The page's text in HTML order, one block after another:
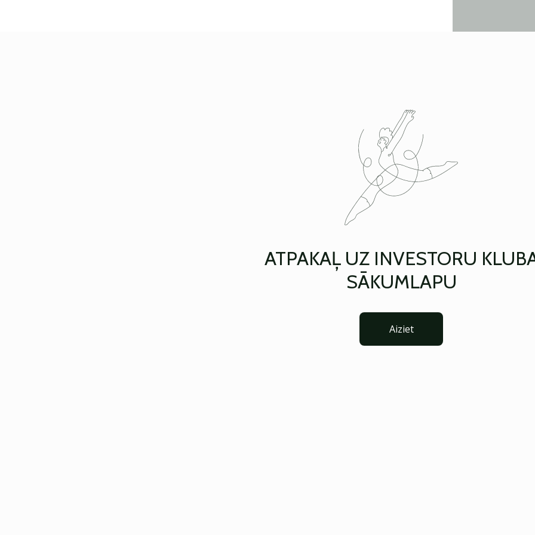
ATPAKAĻ UZ INVESTORU
SĀKUMLAPU
Aiziet